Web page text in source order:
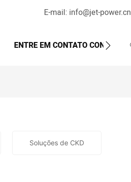
E-mail: info@jet-power.cn
ENTRE EM CONTATO CONOSCO
Soluções de CKD